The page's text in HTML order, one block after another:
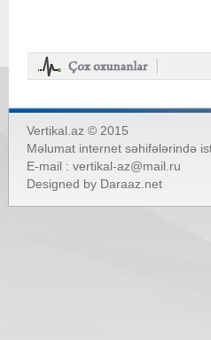
Vertikal.az © 2015
Məlumat internet səhifələrində
E-mail : vertikal-az@mail.ru
Designed by Daraaz.net